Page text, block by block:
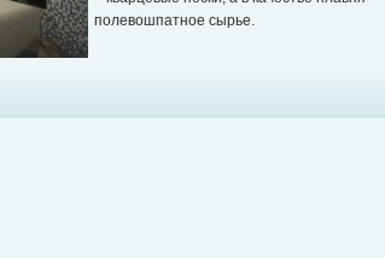
полевошпатное сырье.